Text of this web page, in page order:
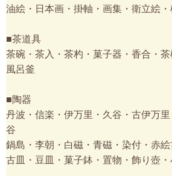
油絵・日本画・掛軸・画集・衛立絵
■茶道具
茶碗・茶入・茶杓・菓子器・香合・茶
風呂釜
■陶器
丹波・信楽・伊万里・久谷・古伊万
谷
鍋島・李朝・白磁・青磁・染付・赤
古皿・豆皿・菓子鉢・置物・飾り壺・